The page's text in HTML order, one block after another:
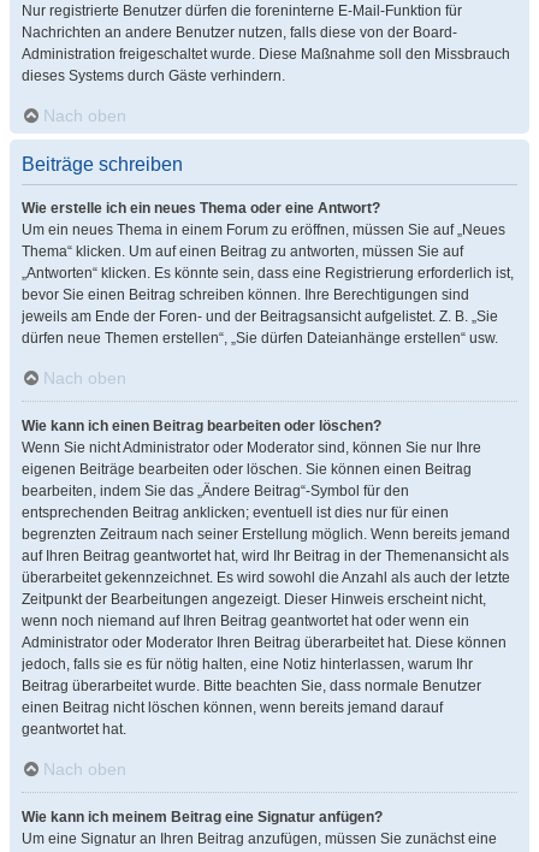
Nur registrierte Benutzer dürfen die foreninterne E-Mail-Funktion für
Nachrichten an andere Benutzer nutzen, falls diese von der Board-
Administration freigeschaltet wurde. Diese Maßnahme soll den Missbrauch
dieses Systems durch Gäste verhindern.
Nach oben
Beiträge schreiben
Wie erstelle ich ein neues Thema oder eine Antwort?
Um ein neues Thema in einem Forum zu eröffnen, müssen Sie auf „Neues
Thema“ klicken. Um auf einen Beitrag zu antworten, müssen Sie auf
„Antworten“ klicken. Es könnte sein, dass eine Registrierung erforderlich ist,
bevor Sie einen Beitrag schreiben können. Ihre Berechtigungen sind
jeweils am Ende der Foren- und der Beitragsansicht aufgelistet. Z. B. „Sie
dürfen neue Themen erstellen“, „Sie dürfen Dateianhänge erstellen“ usw.
Nach oben
Wie kann ich einen Beitrag bearbeiten oder löschen?
Wenn Sie nicht Administrator oder Moderator sind, können Sie nur Ihre
eigenen Beiträge bearbeiten oder löschen. Sie können einen Beitrag
bearbeiten, indem Sie das „Ändere Beitrag“-Symbol für den
entsprechenden Beitrag anklicken; eventuell ist dies nur für einen
begrenzten Zeitraum nach seiner Erstellung möglich. Wenn bereits jemand
auf Ihren Beitrag geantwortet hat, wird Ihr Beitrag in der Themenansicht als
überarbeitet gekennzeichnet. Es wird sowohl die Anzahl als auch der letzte
Zeitpunkt der Bearbeitungen angezeigt. Dieser Hinweis erscheint nicht,
wenn noch niemand auf Ihren Beitrag geantwortet hat oder wenn ein
Administrator oder Moderator Ihren Beitrag überarbeitet hat. Diese können
jedoch, falls sie es für nötig halten, eine Notiz hinterlassen, warum Ihr
Beitrag überarbeitet wurde. Bitte beachten Sie, dass normale Benutzer
einen Beitrag nicht löschen können, wenn bereits jemand darauf
geantwortet hat.
Nach oben
Wie kann ich meinem Beitrag eine Signatur anfügen?
Um eine Signatur an Ihren Beitrag anzufügen, müssen Sie zunächst eine